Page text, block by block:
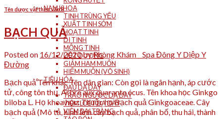
NAM KHOA
TINH TRÙNG YẾU
XUẤT TINH SỚM
HOẠT TINH
DI TINH
MỘNG TINH
LIỆT DƯƠNG
GIẢM HAM MUỐN
HIẾM MUỘN (VÔ SINH)
TIÊU HÓA
ĐAU DẠ DÀY
TRÀO NGƯỢC DẠ DÀY
VIÊM LOÉT DẠ DÀY
VIÊM ĐẠI TRÀNG
Tên dược vật theo vần B
BẠCH QUẢ
Posted on 16/12/2020byPhòng Khám _ Spa Đông Y Diệp Y
Đường
Bạch quả Tên khác Tên dân gian: Còn gọi là ngân hạnh, áp cước
tử, công tôn thụ, Arbre aux quarante écus. Tên khoa học Ginkgo
biloba L. Họ khoa học: Thuộc họ Bạch quả Ginkgoaceae. Cây
bạch quả (Mô tả, hình ảnh cây bạch quả, phân bố, thu hái, thành